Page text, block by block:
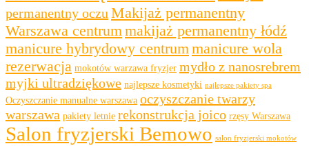
permanentny oczuMakijaż permanentny
Warszawa centrummakijaż permanentny łódź
manicure hybrydowy centrummanicure wola
rezerwacja mokotów warzawa fryzjer mydło z nanosrebrem
myjki ultradziękowe najlepsze kosmetyki najlepsze pakiety spa
Oczyszczanie manualne warszawa oczyszczanie twarzy
warszawa pakiety letnie rekonstrukcja joico rzęsy Warszawa
Salon fryzjerski Bemowo salon fryzjerski mokotów